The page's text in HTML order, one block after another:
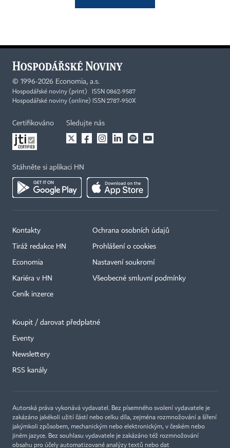
© 1996-2026 Economia, a.s.
Hospodářské noviny (print) ISSN 0862-9587
Hospodářské noviny (online) ISSN 2787-950X
Certifikováno Sledujte nás
Stáhněte si aplikaci HN
Kontakty
Tiráž redakce HN
Economia
Kariéra v HN
Ceník inzerce
Ochrana osobních údajů
Prohlášení o cookies
Nastavení soukromí
Všeobecné smluvní podmínky
Koupit / darovat předplatné
Eventy
Newslettery
RSS kanály
Autorská práva vykonává vydavatel. Bez písemného svolení vydavatele je
zakázáno jakékoli užití částí nebo celku díla, zejména rozmnožování a šíření
jakýmkoli způsobem, mechanickým nebo elektronickým, v českém nebo
jiném jazyce. Bez souhlasu vydavatele je zakázáno též rozmnožování
obsahu pro účely automatizované analýzy textů nebo dat